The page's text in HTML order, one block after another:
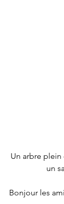
Un arbre
un
Bonjour les